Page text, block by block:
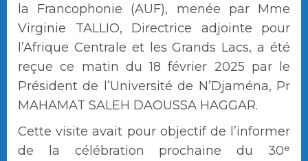
la Francophonie (AUF), menée par Mme
Virginie TALLIO, Directrice adjointe pour
l’Afrique Centrale et les Grands Lacs, a été
reçue ce matin du 18 février 2025 par le
Président de l’Université de N’Djaména, Pr
MAHAMAT SALEH DAOUSSA HAGGAR.
Cette visite avait pour objectif de l’informer
de la célébration prochaine du 30ᵉ